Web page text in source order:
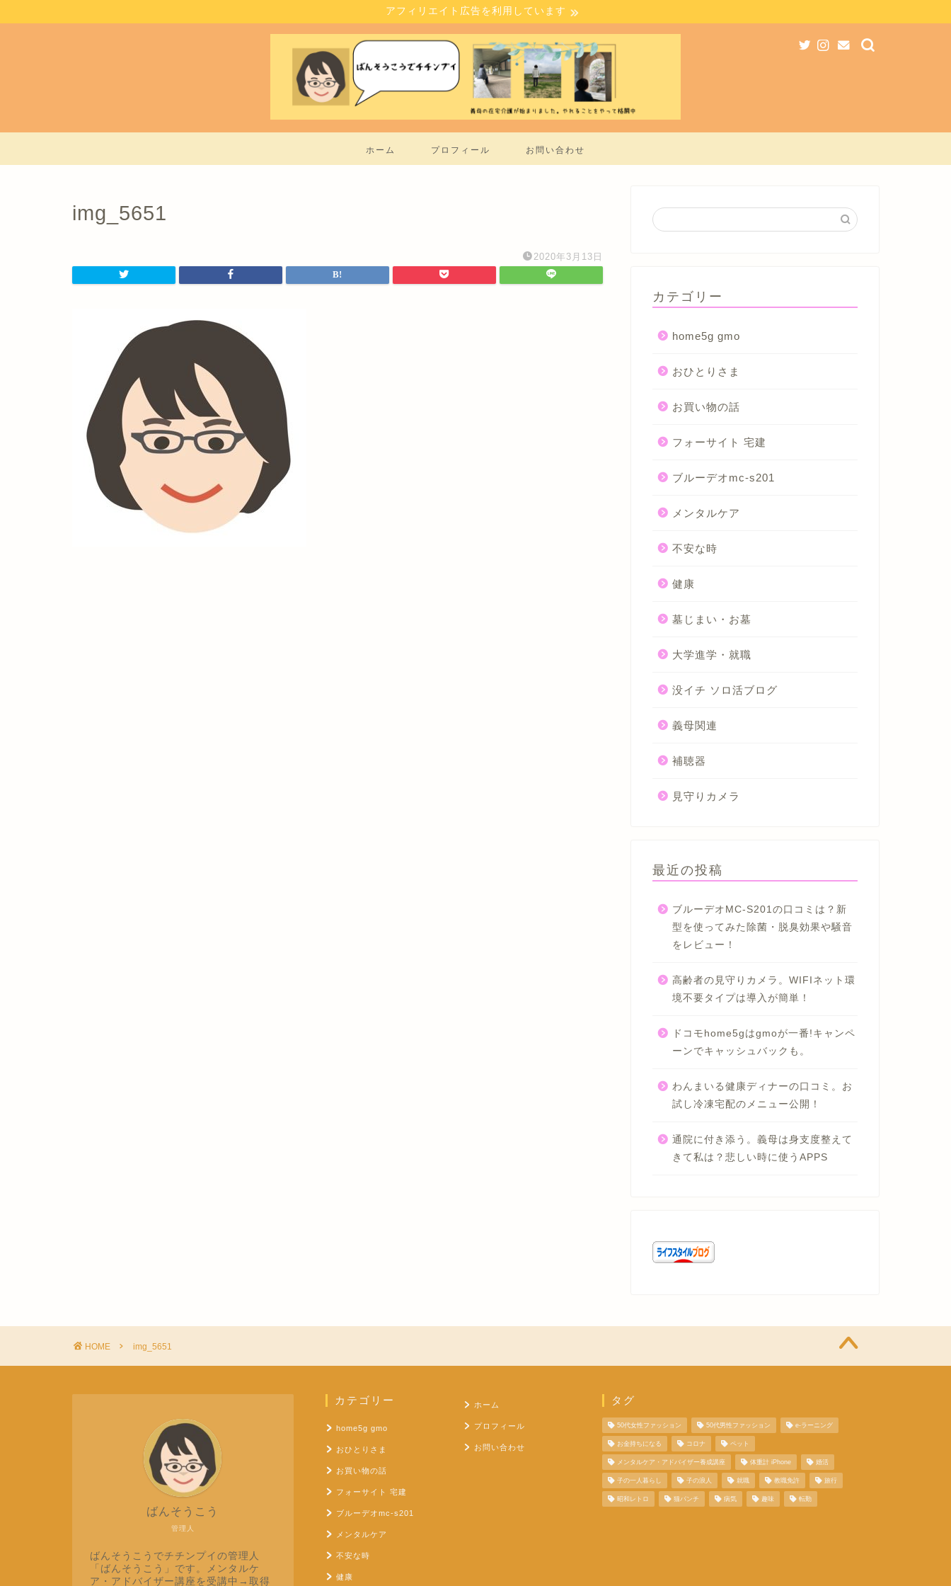
アフィリエイト広告を利用しています
ホーム プロフィール お問い合わせ
img_5651
2020年3月13日
カテゴリー
home5g gmo
おひとりさま
お買い物の話
フォーサイト 宅建
ブルーデオmc-s201
メンタルケア
不安な時
健康
墓じまい・お墓
大学進学・就職
没イチ ソロ活ブログ
義母関連
補聴器
見守りカメラ
最近の投稿
ブルーデオMC-S201の口コミは？新
型を使ってみた除菌・脱臭効果や騒音
をレビュー！
高齢者の見守りカメラ。WIFIネット環
境不要タイプは導入が簡単！
ドコモhome5gはgmoが一番!キャンペ
ーンでキャッシュバックも。
わんまいる健康ディナーの口コミ。お
試し冷凍宅配のメニュー公開！
通院に付き添う。義母は身支度整えて
きて私は？悲しい時に使うAPPS
HOME img_5651
管理人
ばんそうこう
ばんそうこうでチチンプイの管理人
「ばんそうこう」です。メンタルケ
ア・アドバイザー講座を受講中→取得
カテゴリー
home5g gmo
おひとりさま
お買い物の話
フォーサイト 宅建
ブルーデオmc-s201
メンタルケア
不安な時
健康
ホーム
プロフィール
お問い合わせ
タグ
50代女性ファッション 50代男性ファッション e-ラーニング
お金持ちになる コロナ ペット
メンタルケア・アドバイザー養成講座 体重計 iPhone 婚活
子の一人暮らし 子の浪人 就職 教職免許 旅行
昭和レトロ 猫パンチ 病気 趣味 転勤